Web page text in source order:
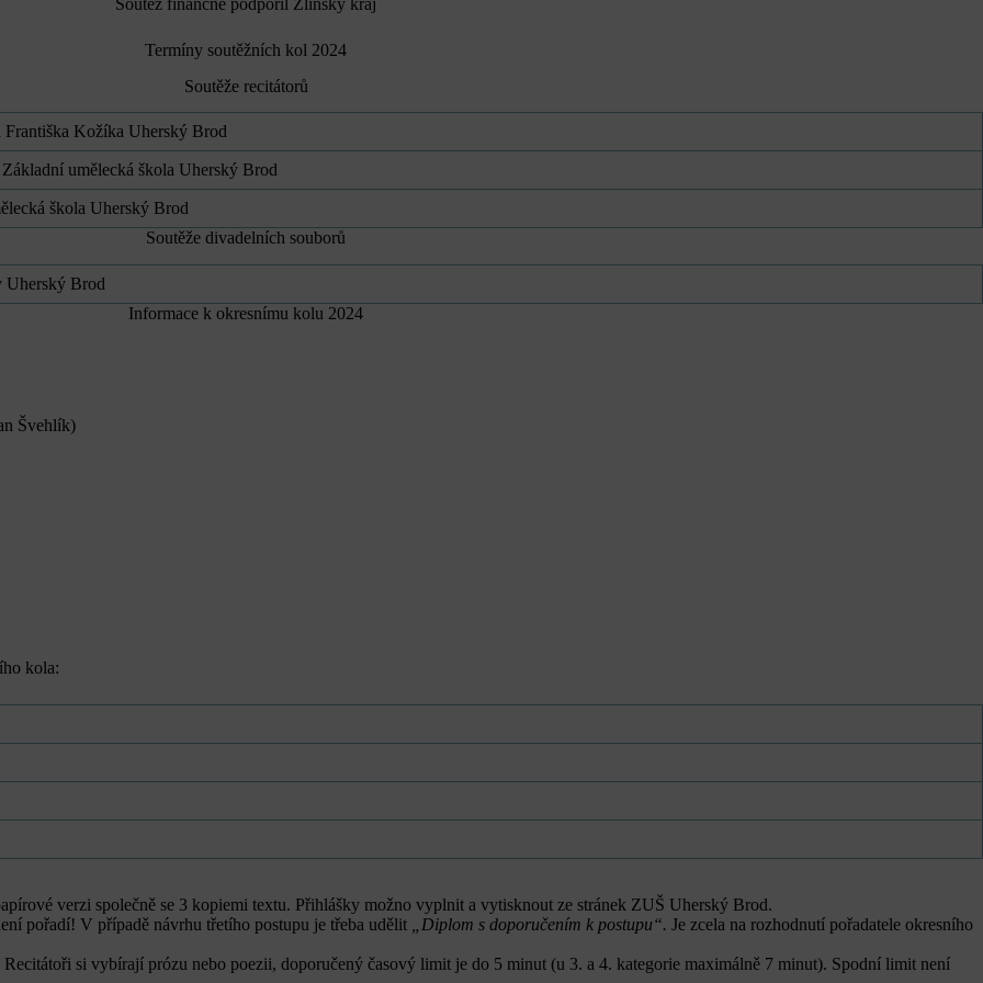
Termíny soutěžních kol 2024
Soutěže recitátorů
Kožíka Uherský Brod
umělecká škola Uherský Brod
škola Uherský Brod
Soutěže divadelních souborů
Uherský Brod
Informace k okresnímu kolu 2024
Švehlík)
kola:
verzi společně se 3 kopiemi textu. Přihlášky možno vyplnit a vytisknout ze stránek ZUŠ Uherský Brod.
pořadí! V případě návrhu třetího postupu je třeba udělit
„Diplom s doporučením k postupu“. Je zcela na rozhodnutí pořadatele okresního
si vybírají prózu nebo poezii, doporučený časový limit je do 5 minut (u 3. a 4. kategorie maximálně 7 minut). Spodní limit není